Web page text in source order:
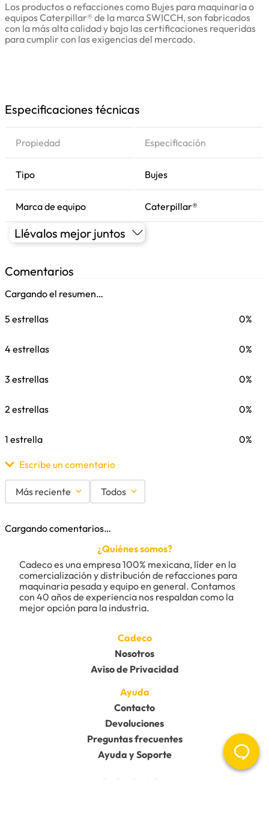
Los productos o refacciones como Bujes para maquinaria o
equipos Caterpillar® de la marca SWICCH, son fabricados
con la más alta calidad y bajo las certificaciones requeridas
para cumplir con las exigencias del mercado.
Especificaciones técnicas
Propiedad Especificación
Tipo Bujes
Marca de equipo Caterpillar®
Llévalos mejor juntos
Comentarios
Cargando el resumen…
5 estrellas 0%
4 estrellas 0%
3 estrellas 0%
2 estrellas 0%
1 estrella 0%
Escribe un comentario
Califica el producto de 1 a 5 estrellas
★★★★★
Dirección de email
Escribe un comentario
Más reciente Todos
Cargando comentarios…
¿Quiénes somos?
Cadeco es una empresa 100% mexicana, líder en la
comercialización y distribución de refacciones para
maquinaria pesada y equipo en general. Contamos
con 40 años de experiencia nos respaldan como la
mejor opción para la industria.
Cadeco
Nosotros
Aviso de Privacidad
Ayuda
Contacto
Devoluciones
Preguntas frecuentes
Ayuda y Soporte
Redes Sociales